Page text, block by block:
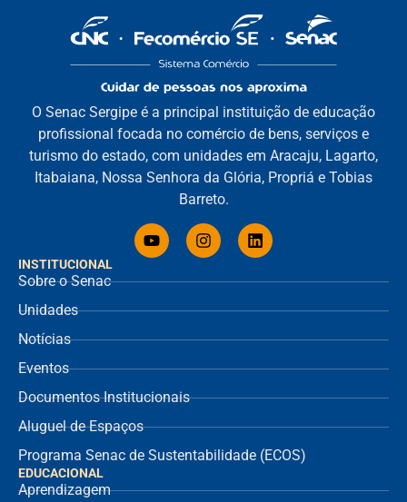
INSTITUCIONAL
Sobre o Senac
Unidades
Notícias
Eventos
Documentos Institucionais
Aluguel de Espaços
Programa Senac de Sustentabilidade (ECOS)
EDUCACIONAL
Aprendizagem
O Senac Sergipe é a principal instituição de educação
profissional focada no comércio de bens, serviços e
turismo do estado, com unidades em Aracaju, Lagarto,
Itabaiana, Nossa Senhora da Glória, Propriá e Tobias
Barreto.